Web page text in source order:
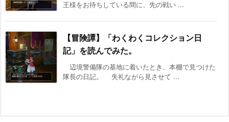
王様をお待ちしている間に、先の戦い ...
【冒険譚】「わくわくコレクション日
記」を読んでみた。
辺境警備隊の基地に着いたとき、本棚で見つけた
隊長の日記。 失礼ながら見させて ...